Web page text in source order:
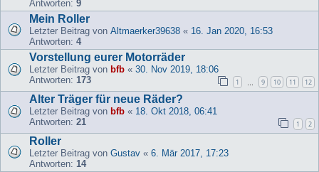
Antworten: 9
Mein Roller
Letzter Beitrag von Altmaerker39638 « 16. Jan 2020, 16:53
Antworten: 4
Vorstellung eurer Motorräder
Letzter Beitrag von bfb « 30. Nov 2019, 18:06
Antworten: 173 1 9 10 11 12
Alter Träger für neue Räder?
Letzter Beitrag von bfb « 18. Okt 2018, 06:41
Antworten: 21 1 2
Roller
Letzter Beitrag von Gustav « 6. Mär 2017, 17:23
Antworten: 14